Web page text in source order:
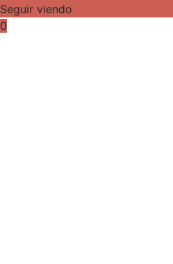
Seguir viendo
0